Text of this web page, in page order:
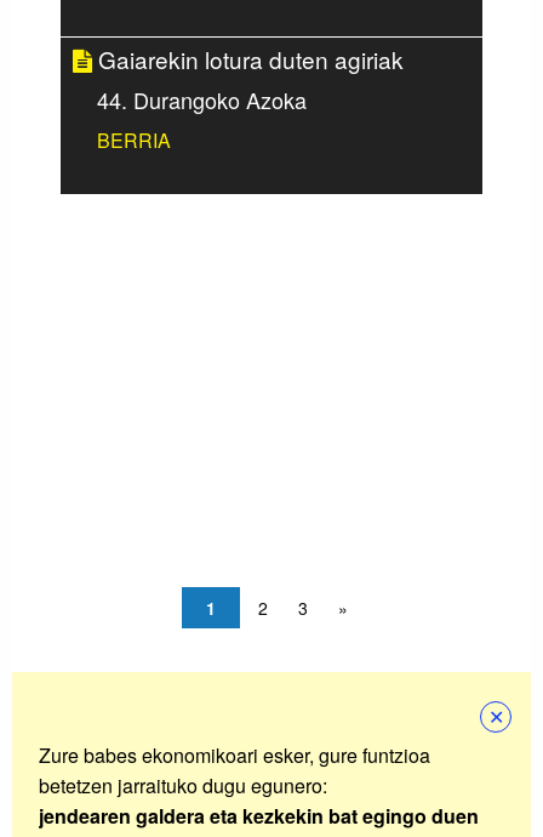
Gaiarekin lotura duten agiriak
44. Durangoko Azoka
BERRIA
1 2 3 »
Zure babes ekonomikoari esker, gure funtzioa
betetzen jarraituko dugu egunero:
jendearen galdera eta kezkekin bat egingo duen
✕